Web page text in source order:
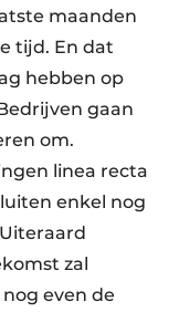
maanden
tijd. En dat
hebben op
gaan
om.
linea recta
enkel nog
zal
even de